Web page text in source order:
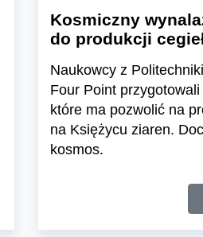
Kosmiczny
do produkcji
Naukowcy z
Four Point
które ma pozwolić na
na Księżycu ziaren.
kosmos.